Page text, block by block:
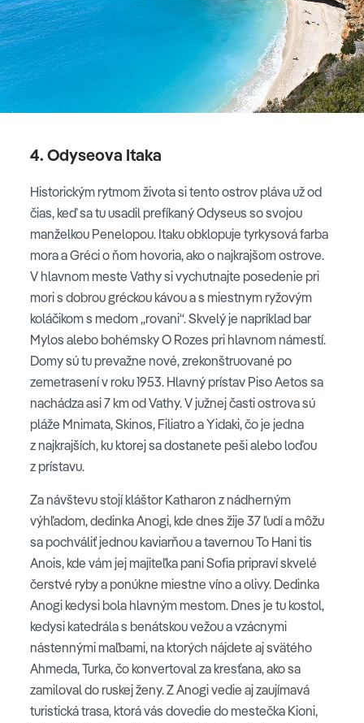
4. Odyseova Itaka
Historickým rytmom života si tento ostrov pláva už od
čias, keď sa tu usadil prefíkaný Odyseus so svojou
manželkou Penelopou. Itaku obklopuje tyrkysová farba
mora a Gréci o ňom hovoria, ako o najkrajšom ostrove.
V hlavnom meste Vathy si vychutnajte posedenie pri
mori s dobrou gréckou kávou a s miestnym ryžovým
koláčikom s medom „rovani“. Skvelý je napríklad bar
Mylos alebo bohémsky O Rozes pri hlavnom námestí.
Domy sú tu prevažne nové, zrekonštruované po
zemetrasení v roku 1953. Hlavný prístav Piso Aetos sa
nachádza asi 7 km od Vathy. V južnej časti ostrova sú
pláže Mnimata, Skinos, Filiatro a Yidaki, čo je jedna
z najkrajších, ku ktorej sa dostanete peši alebo loďou
z prístavu.
Za návštevu stojí kláštor Katharon z nádherným
výhľadom, dedinka Anogi, kde dnes žije 37 ľudí a môžu
sa pochváliť jednou kaviarňou a tavernou To Hani tis
Anois, kde vám jej majiteľka pani Sofia pripraví skvelé
čerstvé ryby a ponúkne miestne víno a olivy. Dedinka
Anogi kedysi bola hlavným mestom. Dnes je tu kostol,
kedysi katedrála s benátskou vežou a vzácnymi
nástennými maľbami, na ktorých nájdete aj svätého
Ahmeda, Turka, čo konvertoval za kresťana, ako sa
zamiloval do ruskej ženy. Z Anogi vedie aj zaujímavá
turistická trasa, ktorá vás dovedie do mestečka Kioni,